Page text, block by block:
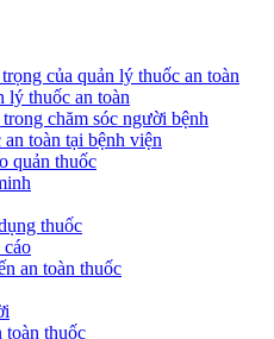
của quản lý thuốc an toàn
lý thuốc an toàn
chăm sóc người bệnh
toàn tại bệnh viện
quản thuốc
thuốc
cáo
an toàn thuốc
toàn thuốc